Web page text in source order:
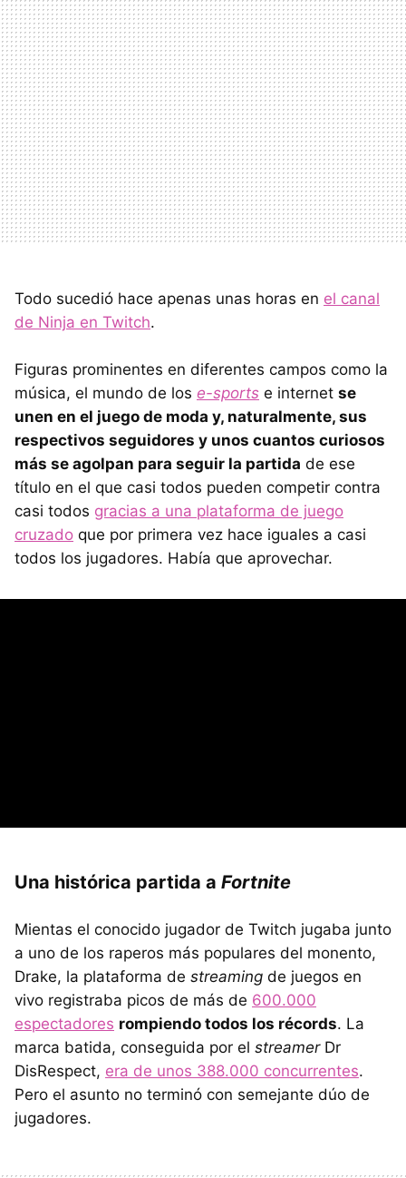
Todo sucedió hace apenas unas horas en el canal
de Ninja en Twitch.
Figuras prominentes en diferentes campos como la
música, el mundo de los e-sports e internet se
unen en el juego de moda y, naturalmente, sus
respectivos seguidores y unos cuantos curiosos
más se agolpan para seguir la partida de ese
título en el que casi todos pueden competir contra
casi todos gracias a una plataforma de juego
cruzado que por primera vez hace iguales a casi
todos los jugadores. Había que aprovechar.
Una histórica partida a Fortnite
Mientas el conocido jugador de Twitch jugaba junto
a uno de los raperos más populares del monento,
Drake, la plataforma de streaming de juegos en
vivo registraba picos de más de 600.000
espectadores rompiendo todos los récords. La
marca batida, conseguida por el streamerDr
DisRespect, era de unos 388.000 concurrentes.
Pero el asunto no terminó con semejante dúo de
jugadores.